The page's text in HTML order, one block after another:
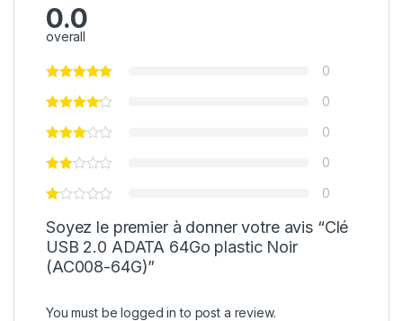
0.0
overall
0
0
0
0
0
Soyez le premier à donner votre avis “Clé
USB 2.0 ADATA 64Go plastic Noir
(AC008-64G)”
You must belogged in to post a review.